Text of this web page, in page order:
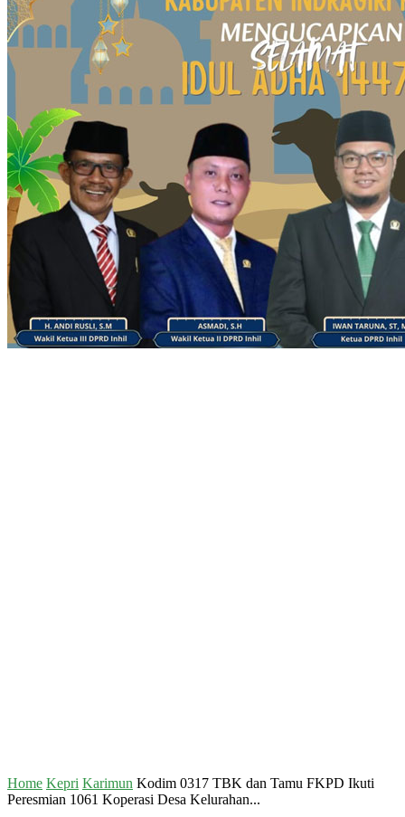
Home Kepri Karimun Kodim 0317 TBK dan Tamu FKPD Ikuti
Peresmian 1061 Koperasi Desa Kelurahan...